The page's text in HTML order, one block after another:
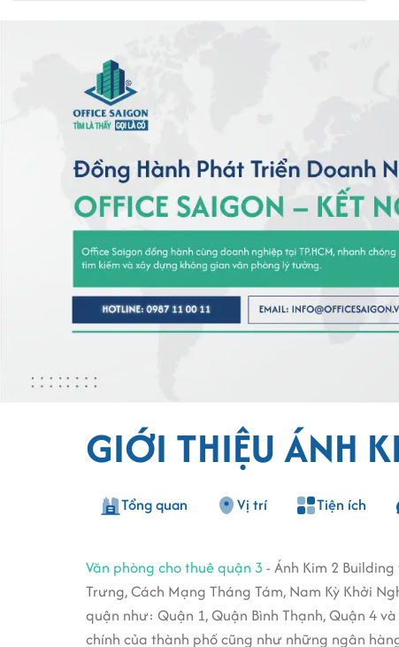
GIỚI THIỆU ÁNH
Tổng quan Vị trí Tiện ích
Văn phòng cho thuê quận 3- Ánh Kim 2
Trưng, Cách Mạng Tháng Tám, Nam Kỳ Khởi
quận như: Quận 1, Quận Bình Thạnh, Quận 4
chính của thành phố cũng như những ngân